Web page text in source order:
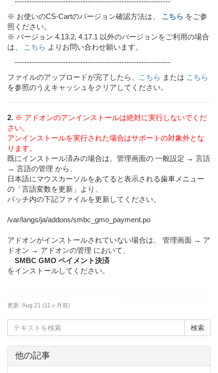
※ お使いのCS-Cartのバージョン確認方法は、 こちら をご参
照ください。
※ バージョン 4.13.2, 4.17.1 以外のバージョンをご利用の場合
は、
こちら よりお問い合わせ願います。
----------------------------------------------------------------
ファイルのアップロードが完了したら、
こちら または こちら
を参照のうえキャッシュをクリアしてください。
2. ※ アドオンのアンインストールは絶対に実行しないでくだ
さい。
アンインストールを実行された場合はサポートの対象外とな
ります。
既にインストール済みの場合は、管理画面の 一般設定 → 言語
→ 言語の管理 から、
日本語にマウスカーソルをあてると表示される歯車メニュー
の「言語変数を更新」より、
パッチ内の下記ファイルを更新してください。
/var/langs/ja/addons/smbc_gmo_payment.po
アドオンがインストールされていない場合は、 管理画面 → ア
ドオン → アドオンの管理 において、
SMBC GMO ペイメント決済
をインストールしてください。
更新: Aug 21 (11ヶ月前)
他の記事